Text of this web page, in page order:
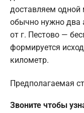
доставляем
обычно нужно два
от г. Пестово —
формируется
километр.
Предполагаемая
Звоните чтобы